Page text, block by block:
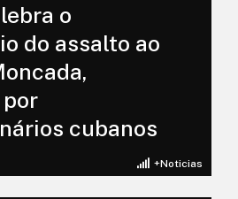
+Noticias
o
do assalto ao
cubanos